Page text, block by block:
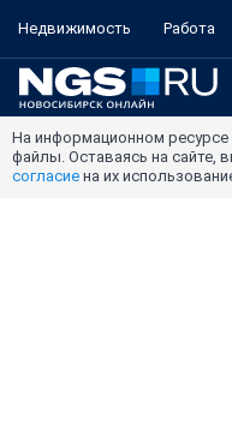
Недвижимость Работа
На информационном
файлы. Оставаясь на сайте,
согласие на их